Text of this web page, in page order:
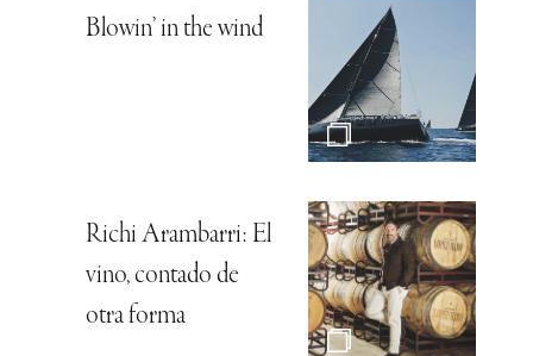
Blowin’ in the wind
Richi Arambarri: El
vino, contado de
otra forma